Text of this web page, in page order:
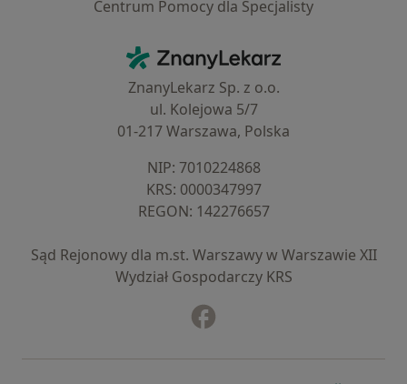
Centrum Pomocy dla Specjalisty
ZnanyLekarz - Strona główna
ZnanyLekarz Sp. z o.o.
ul. Kolejowa 5/7
01-217 Warszawa, Polska
NIP: ⁠7010224868
KRS: ⁠0000347997
REGON: ⁠142276657
Sąd Rejonowy dla m.st. Warszawy w Warszawie XII
Wydział Gospodarczy KRS